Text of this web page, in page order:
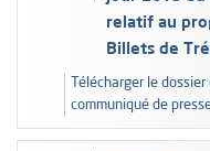
relatif au
Billets de
Télécharger le
communiqué de